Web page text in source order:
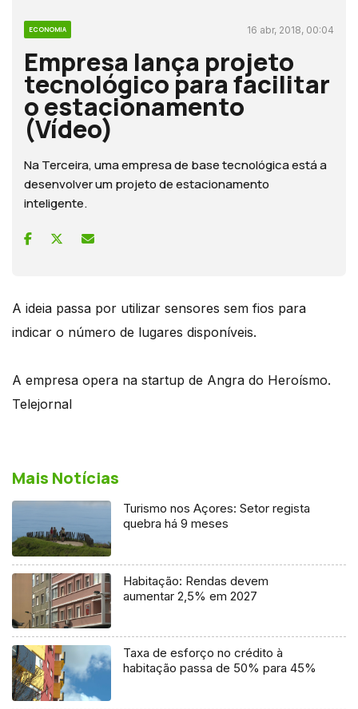
ECONOMIA 16 abr, 2018, 00:04
Empresa lança projeto
tecnológico para facilitar
o estacionamento
(Vídeo)
Na Terceira, uma empresa de base tecnológica está a
desenvolver um projeto de estacionamento
inteligente.
A ideia passa por utilizar sensores sem fios para
indicar o número de lugares disponíveis.
A empresa opera na startup de Angra do Heroísmo.
Telejornal
Mais Notícias
Turismo nos Açores: Setor regista
quebra há 9 meses
Habitação: Rendas devem
aumentar 2,5% em 2027
Taxa de esforço no crédito à
habitação passa de 50% para 45%